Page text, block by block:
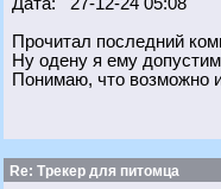
Прочитал последний
Ну одену я ему
Понимаю, что возможно
Re: Трекер для питомца